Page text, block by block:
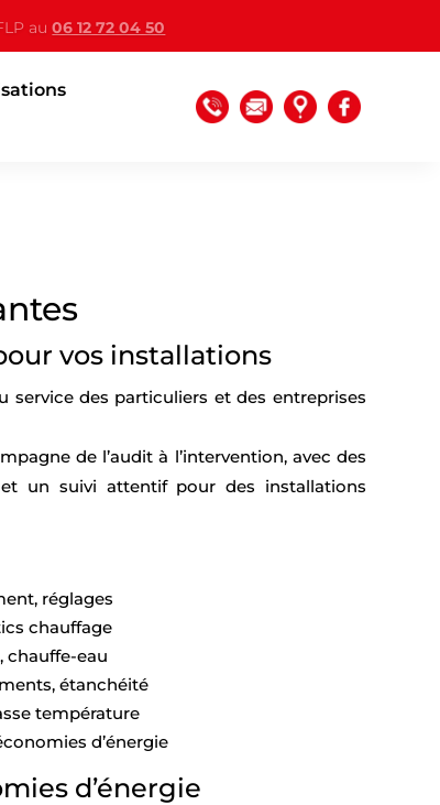
au06 12 72 04 50
vos installations
service des particuliers et des entreprises
de l’audit à l’intervention, avec des
un suivi attentif pour des installations
réglages
chauffage
chauffe-eau
étanchéité
température
d’énergie
d’énergie